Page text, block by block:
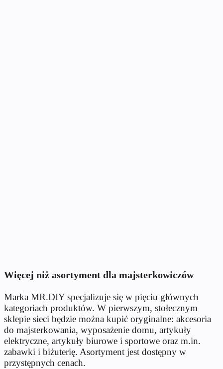
Więcej niż asortyment dla majsterkowiczów
Marka MR.DIY specjalizuje się w pięciu głównych
kategoriach produktów. W pierwszym, stołecznym
sklepie sieci będzie można kupić oryginalne: akcesoria
do majsterkowania, wyposażenie domu, artykuły
elektryczne, artykuły biurowe i sportowe oraz m.in.
zabawki i biżuterię. Asortyment jest dostępny w
przystępnych cenach.